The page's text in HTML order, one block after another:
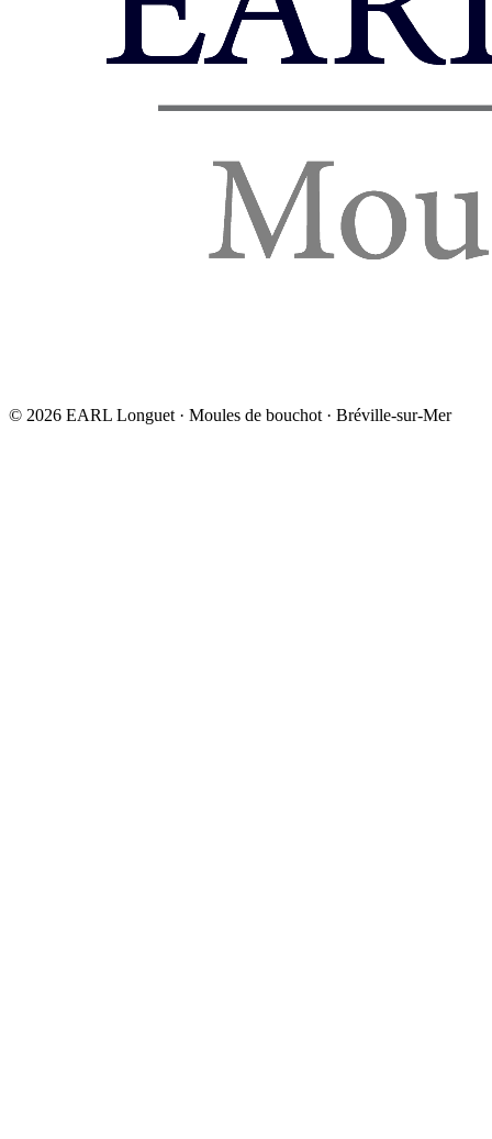
© 2026 EARL Longuet · Moules de bouchot · Bréville-sur-Mer